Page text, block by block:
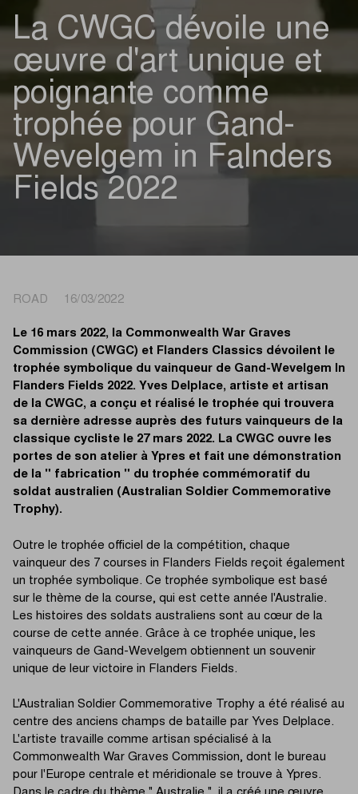
La CWGC dévoile une
œuvre d'art unique et
poignante comme
trophée pour Gand-
Wevelgem in Falnders
Fields 2022
ROAD 16/03/2022
Le 16 mars 2022, la Commonwealth War Graves
Commission (CWGC) et Flanders Classics dévoilent le
trophée symbolique du vainqueur de Gand-Wevelgem In
Flanders Fields 2022. Yves Delplace, artiste et artisan
de la CWGC, a conçu et réalisé le trophée qui trouvera
sa dernière adresse auprès des futurs vainqueurs de la
classique cycliste le 27 mars 2022. La CWGC ouvre les
portes de son atelier à Ypres et fait une démonstration
de la " fabrication " du trophée commémoratif du
soldat australien (Australian Soldier Commemorative
Trophy).
Outre le trophée officiel de la compétition, chaque
vainqueur des 7 courses in Flanders Fields reçoit également
un trophée symbolique. Ce trophée symbolique est basé
sur le thème de la course, qui est cette année l'Australie.
Les histoires des soldats australiens sont au cœur de la
course de cette année. Grâce à ce trophée unique, les
vainqueurs de Gand-Wevelgem obtiennent un souvenir
unique de leur victoire in Flanders Fields.
L'Australian Soldier Commemorative Trophy a été réalisé au
centre des anciens champs de bataille par Yves Delplace.
L'artiste travaille comme artisan spécialisé à la
Commonwealth War Graves Commission, dont le bureau
pour l'Europe centrale et méridionale se trouve à Ypres.